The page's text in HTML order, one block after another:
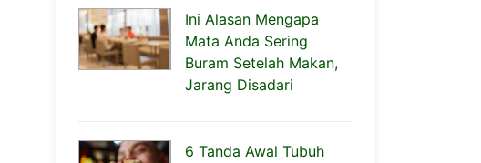
Ini Alasan Mengapa
Mata Anda Sering
Buram Setelah Makan,
Jarang Disadari
6 Tanda Awal Tubuh